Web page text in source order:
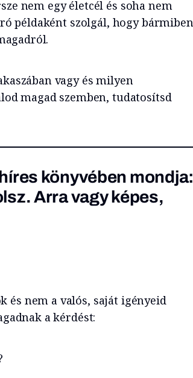
nem egy életcél és soha nem
példaként szolgál, hogy bármiben
vagy és milyen
magad szemben, tudatosítsd
könyvében mondja:
Arra vagy képes,
és nem a valós, saját igényeid
a kérdést: